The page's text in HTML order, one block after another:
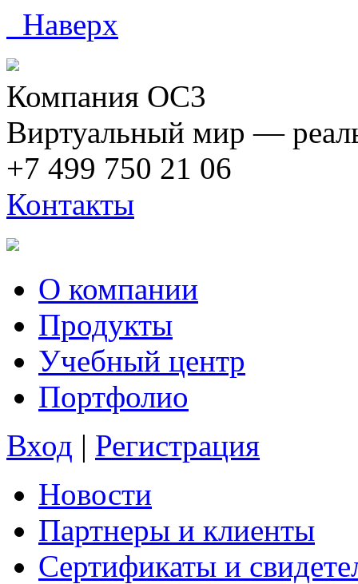
Наверх
Компания ОС3
Виртуальный мир —
+7 499 750 21 06
Контакты
О компании
Продукты
Учебный центр
Портфолио
Вход | Регистрация
Новости
Партнеры и клиенты
Сертификаты и